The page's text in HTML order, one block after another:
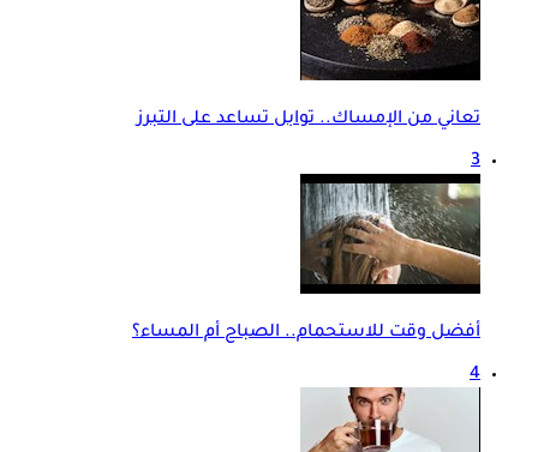
تعاني من الإمساك.. توابل تساعد على التبرز
3
أفضل وقت للاستحمام.. الصباح أم المساء؟
4